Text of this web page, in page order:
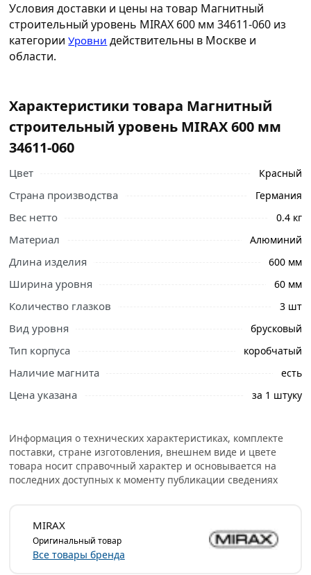
Условия доставки и цены на товар Магнитный
строительный уровень MIRAX 600 мм 34611-060 из
категорииУровни действительны в Москве и
области.
Характеристики товара Магнитный
строительный уровень MIRAX 600 мм
34611-060
Цвет Красный
Страна производства Германия
Вес нетто 0.4 кг
Материал Алюминий
Длина изделия 600 мм
Ширина уровня 60 мм
Количество глазков 3 шт
Вид уровня брусковый
Тип корпуса коробчатый
Наличие магнита есть
Цена указана за 1 штуку
Информация о технических характеристиках, комплекте
поставки, стране изготовления, внешнем виде и цвете
товара носит справочный характер и основывается на
последних доступных к моменту публикации сведениях
MIRAX
Оригинальный товар
Все товары бренда